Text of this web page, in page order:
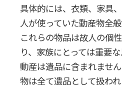
具体的には、衣類、家具
人が使っていた動産物全
これらの物品は故人の個
り、家族にとっては重要
動産は遺品に含まれませ
物は全て遺品として扱われ